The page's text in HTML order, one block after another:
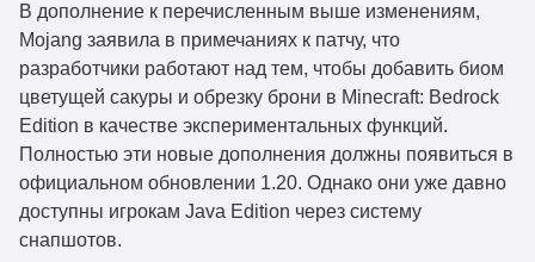
В дополнение к перечисленным выше изменениям,
Mojang заявила в примечаниях к патчу, что
разработчики работают над тем, чтобы добавить биом
цветущей сакуры и обрезку брони в Minecraft: Bedrock
Edition в качестве экспериментальных функций.
Полностью эти новые дополнения должны появиться в
официальном обновлении 1.20. Однако они уже давно
доступны игрокам Java Edition через систему
снапшотов.